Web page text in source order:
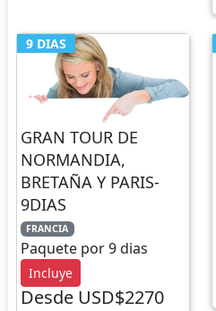
9 DIAS
GRAN TOUR DE
NORMANDIA,
BRETAÑA Y PARIS-
9DIAS
FRANCIA
Paquete por 9 dias
Incluye
Desde USD$2270